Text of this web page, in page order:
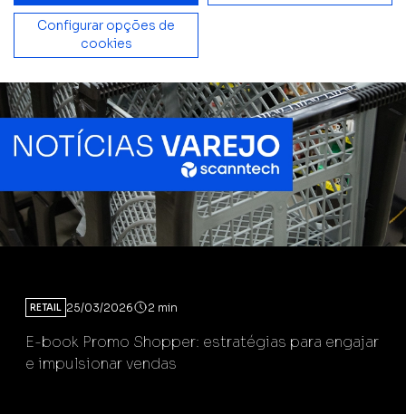
RETAIL 25/03/2026 2 min
E-book Promo Shopper: estratégias para engajar
e impulsionar vendas
Configurar opções de
cookies